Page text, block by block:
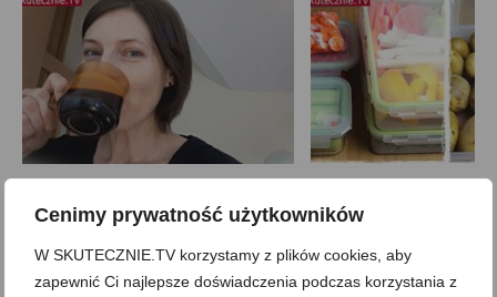
Cenimy prywatność użytkowników
W SKUTECZNIE.TV korzystamy z plików cookies, aby
zapewnić Ci najlepsze doświadczenia podczas korzystania z
gotowanie
Teoria. Praktyka.